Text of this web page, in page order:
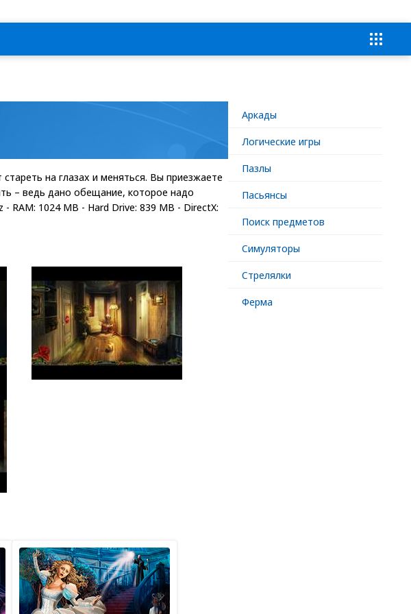
на глазах и меняться. Вы приезжаете
– ведь дано обещание, которое надо
RAM: 1024 MB - Hard Drive: 839 MB - DirectX:
Аркады
Логические игры
Пазлы
Пасьянсы
Поиск предметов
Симуляторы
Стрелялки
Ферма